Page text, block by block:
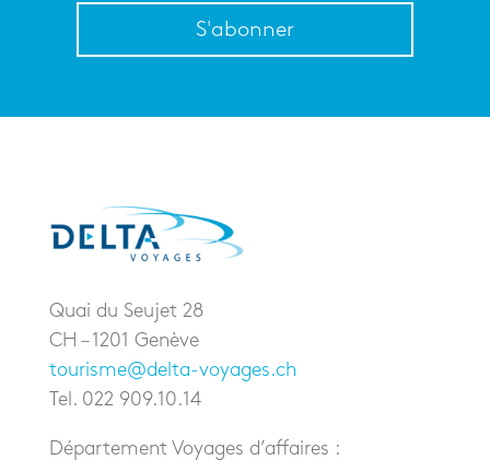
S'abonner
Quai du Seujet 28
CH – 1201 Genève
tourisme@delta-voyages.ch
Tel. 022 909.10.14
Département Voyages d’affaires :